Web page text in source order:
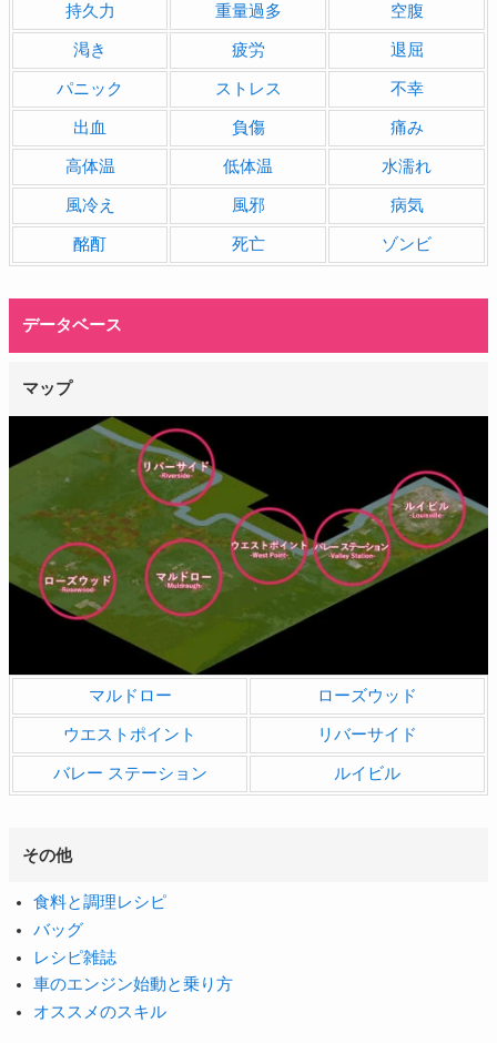
持久力 重量過多 空腹
渇き 疲労 退屈
パニック ストレス 不幸
出血 負傷 痛み
高体温 低体温 水濡れ
風冷え 風邪 病気
酩酊 死亡 ゾンビ
データベース
マップ
マルドロー ローズウッド
ウエストポイント リバーサイド
バレー ステーション ルイビル
その他
食料と調理レシピ
バッグ
レシピ雑誌
車のエンジン始動と乗り方
オススメのスキル